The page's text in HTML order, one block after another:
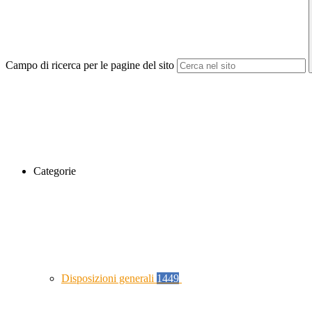
Campo di ricerca per le pagine del sito
Categorie
Disposizioni generali 1449